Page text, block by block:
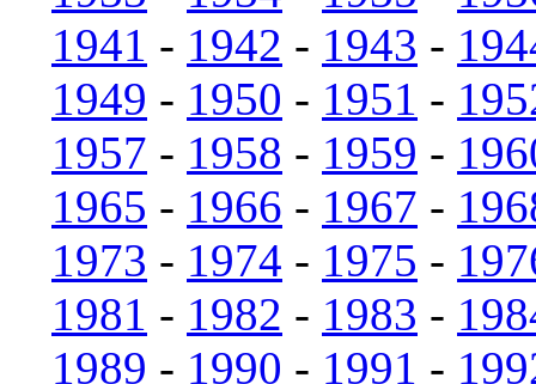
1941 - 1942 - 1943 -
1949 - 1950 - 1951 -
1957 - 1958 - 1959 -
1965 - 1966 - 1967 -
1973 - 1974 - 1975 -
1981 - 1982 - 1983 -
1989 - 1990 - 1991 -